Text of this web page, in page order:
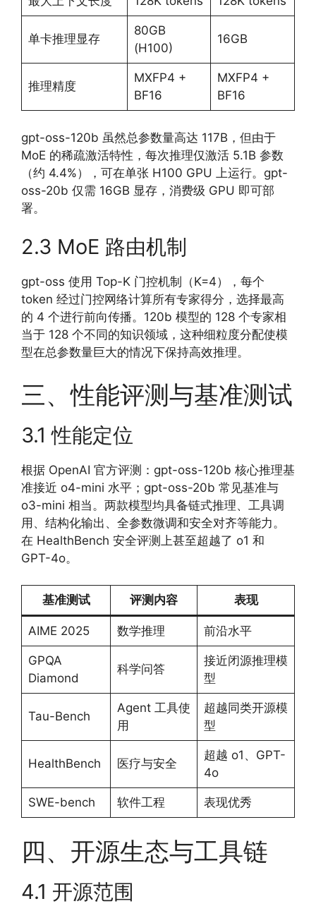
单卡推理显存
80GB
(H100)
16GB
推理精度
MXFP4 +
BF16
MXFP4 +
BF16
gpt-oss-120b 虽然总参数量高达 117B，但由于
MoE 的稀疏激活特性，每次推理仅激活 5.1B 参数
（约 4.4%），可在单张 H100 GPU 上运行。gpt-
oss-20b 仅需 16GB 显存，消费级 GPU 即可部
署。
2.3 MoE 路由机制
gpt-oss 使用 Top-K 门控机制（K=4），每个
token 经过门控网络计算所有专家得分，选择最高
的 4 个进行前向传播。120b 模型的 128 个专家相
当于 128 个不同的知识领域，这种细粒度分配使模
型在总参数量巨大的情况下保持高效推理。
三、性能评测与基准测试
3.1 性能定位
根据 OpenAI 官方评测：gpt-oss-120b 核心推理基
准接近 o4-mini 水平；gpt-oss-20b 常见基准与
o3-mini 相当。两款模型均具备链式推理、工具调
用、结构化输出、全参数微调和安全对齐等能力。
在 HealthBench 安全评测上甚至超越了 o1 和
GPT-4o。
基准测试 评测内容 表现
AIME 2025 数学推理 前沿水平
GPQA
Diamond
科学问答
接近闭源推理模
型
Tau-Bench
Agent 工具使
用
超越同类开源模
型
HealthBench 医疗与安全
超越 o1、GPT-
4o
SWE-bench 软件工程 表现优秀
四、开源生态与工具链
4.1 开源范围